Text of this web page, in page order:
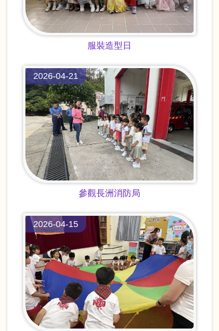
服裝造型日
參觀長洲消防局
2026-04-21
2026-04-15